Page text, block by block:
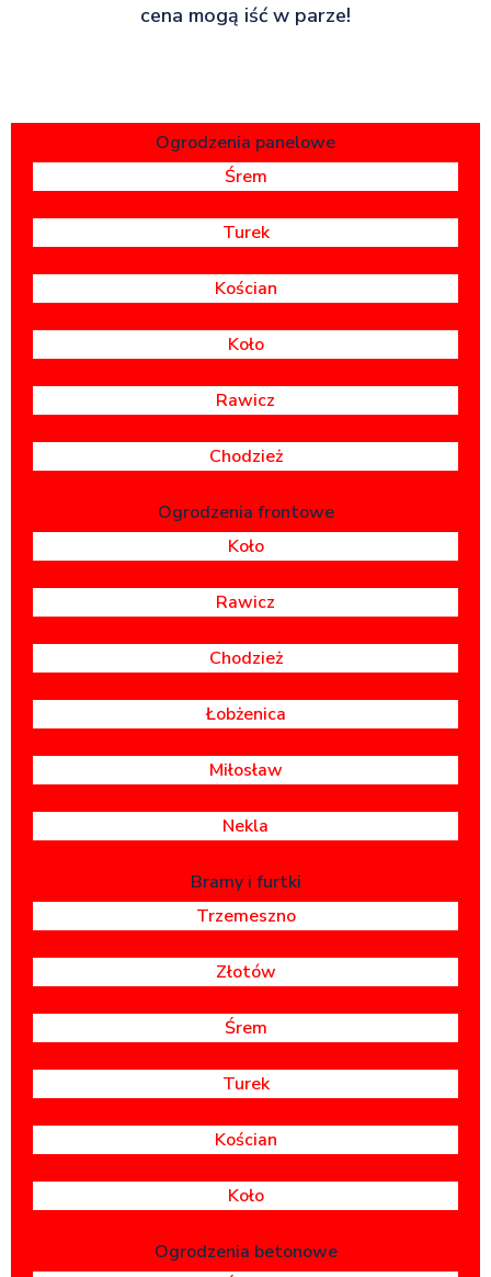
cena mogą iść w parze!
Ogrodzenia panelowe
Śrem
Turek
Kościan
Koło
Rawicz
Chodzież
Ogrodzenia frontowe
Koło
Rawicz
Chodzież
Łobżenica
Miłosław
Nekla
Bramy i furtki
Trzemeszno
Złotów
Śrem
Turek
Kościan
Koło
Ogrodzenia betonowe